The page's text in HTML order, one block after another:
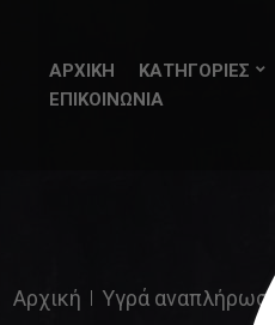
ΑΡΧΙΚΗ ΚΑΤΗΓΟΡΙΕΣ
ΕΠΙΚΟΙΝΩΝΙΑ
Αρχική Υγρά